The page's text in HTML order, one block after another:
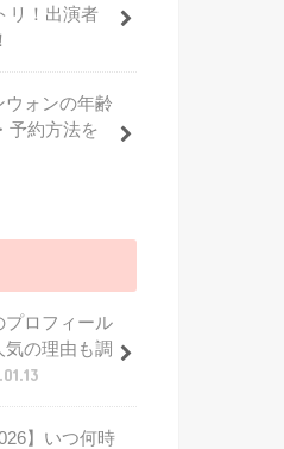
リ！出演者
ウォンの年齢
予約方法を
プロフィール
気の理由も調
】いつ何時